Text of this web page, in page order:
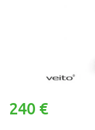
240 €